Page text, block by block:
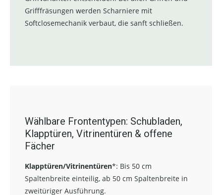
Grifffräsungen werden Scharniere mit
Softclosemechanik verbaut, die sanft schließen.
Wählbare Frontentypen: Schubladen,
Klapptüren, Vitrinentüren & offene
Fächer
Klapptüren/Vitrinentüren*: Bis 50 cm
Spaltenbreite einteilig, ab 50 cm Spaltenbreite in
zweitüriger Ausführung.